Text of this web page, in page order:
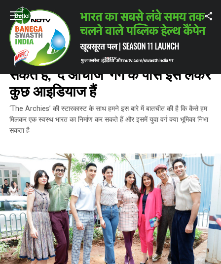
Home / ताज़ातरीन ख़बरें हम एक स्वस्थ भारत का निर्माण कैसे कर सकते हैं, ‘द
ताज़ातरीन ख़बरें
हम एक स्वस्थ भारत का निर्माण कैसे कर
सकते हैं, ‘द आर्चीज’ गैंग के पास इसे लेकर
कुछ आइडियाज हैं
‘The Archies’ की स्टारकास्ट के साथ हमने इस बारे में बातचीत की है कि कैसे हम
मिलकर एक स्वस्थ भारत का निर्माण कर सकते हैं और इसमें युवा वर्ग क्या भूमिका निभा
सकता है